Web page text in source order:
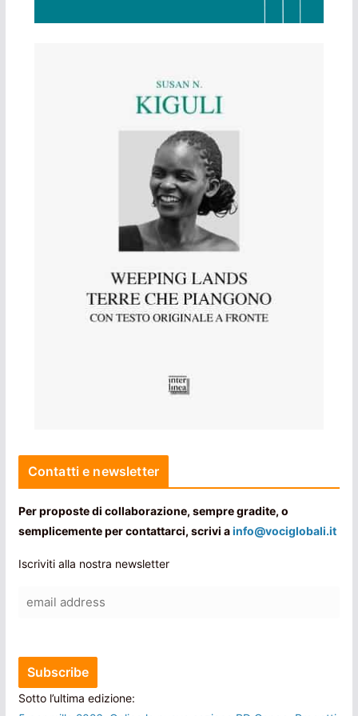
Contatti e newsletter
Per proposte di collaborazione, sempre gradite, o
semplicemente per contattarci, scrivi ainfo@vociglobali.it
Iscriviti alla nostra newsletter
Sotto l’ultima edizione: